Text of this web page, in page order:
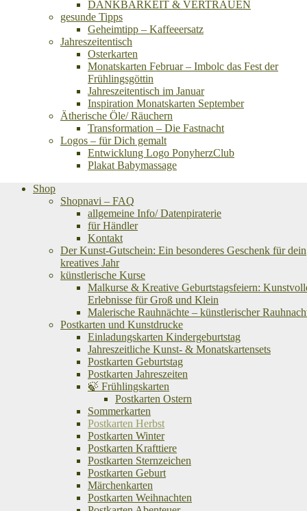
DANKBARKEIT & VERTRAUEN
gesunde Tipps
Geheimtipp – Kaffeeersatz
Jahreszeitentisch
Osterkarten
Monatskarten Februar – Imbolc das Fest der
Frühlingsgöttin
Jahreszeitentisch im Januar
Inspiration Monatskarten September
Ätherische Öle/ Räuchern
Transformation – Die Fastnacht
Logos – für Dich gemalt
Entwicklung Logo PonyherzClub
Plakat Babymassage
Shop
Shopnavi – FAQ
allgemeine Info/ Datenpiraterie
für Händler
Kontakt
Der Kunst-Gutschein: Ein besonderes Geschenk für dein
kreatives Jahr
künstlerische Kurse
Malkurse & Kreative Geburtstagsfeiern:
Erlebnisse für Groß und Klein
Malerische Rauhnächte – künstlerischer
Postkarten und Kunstdrucke
Einladungskarten Kindergeburtstag
Jahreszeitliche Kunst- & Monatskartensets
Postkarten Geburtstag
Postkarten Jahreszeiten
🍃 Frühlingskarten
Postkarten Ostern
Sommerkarten
Postkarten Herbst
Postkarten Winter
Postkarten Krafttiere
Postkarten Sternzeichen
Postkarten Geburt
Märchenkarten
Postkarten Weihnachten